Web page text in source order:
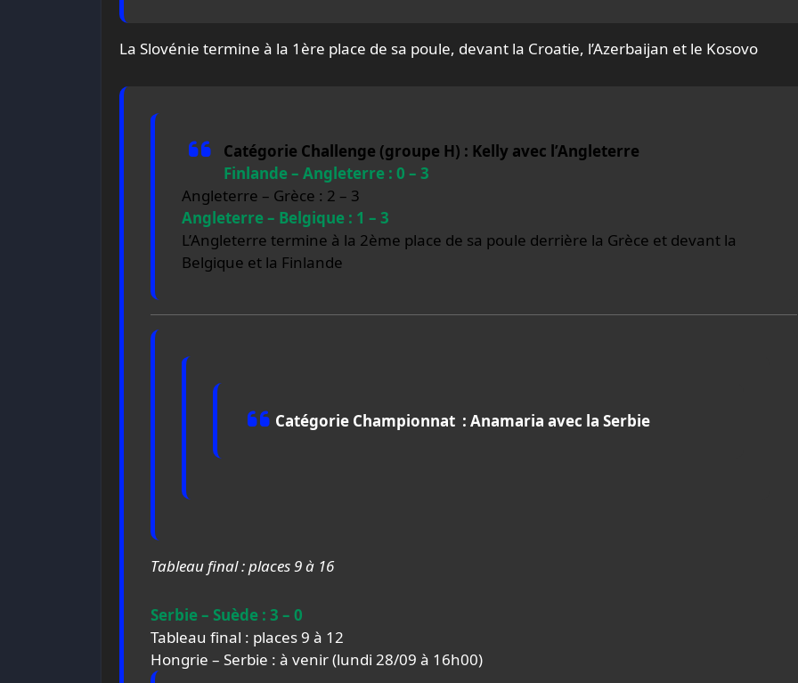
La Slovénie termine à la 1ère place de sa poule, devant la Croatie, l’Azerbaijan et le Kosovo
Catégorie Challenge (groupe H) : Kelly avec l’Angleterre
Finlande – Angleterre : 0 – 3
Angleterre – Grèce : 2 – 3
Angleterre – Belgique : 1 – 3
L’Angleterre termine à la 2ème place de sa poule derrière la Grèce et devant la
Belgique et la Finlande
Catégorie Championnat : Anamaria avec la Serbie
Tableau final : places 9 à 16
Serbie – Suède : 3 – 0
Tableau final : places 9 à 12
Hongrie – Serbie : à venir (lundi 28/09 à 16h00)